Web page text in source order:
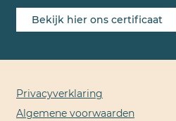
Bekijk hier ons certificaat
Privacyverklaring
Algemene voorwaarden